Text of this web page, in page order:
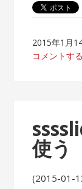
2015年1月
コメントする
使う
(2015-01-